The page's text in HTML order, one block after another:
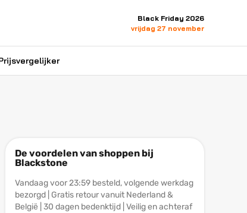
Black Friday 2026
vrijdag 27 november
De voordelen van shoppen bij
Blackstone
Vandaag voor 23:59 besteld, volgende werkdag
bezorgd | Gratis retour vanuit Nederland &
België | 30 dagen bedenktijd | Veilig en achteraf